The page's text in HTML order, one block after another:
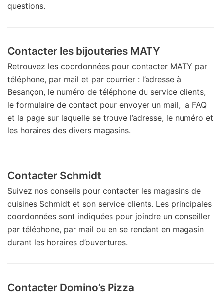
questions.
Contacter les bijouteries MATY
Retrouvez les coordonnées pour contacter MATY par
téléphone, par mail et par courrier : l’adresse à
Besançon, le numéro de téléphone du service clients,
le formulaire de contact pour envoyer un mail, la FAQ
et la page sur laquelle se trouve l’adresse, le numéro et
les horaires des divers magasins.
Contacter Schmidt
Suivez nos conseils pour contacter les magasins de
cuisines Schmidt et son service clients. Les principales
coordonnées sont indiquées pour joindre un conseiller
par téléphone, par mail ou en se rendant en magasin
durant les horaires d’ouvertures.
Contacter Domino’s Pizza